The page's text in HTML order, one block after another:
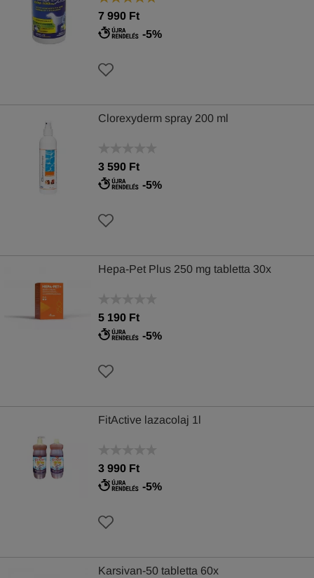
7 990 Ft
-5%
Clorexyderm spray 200 ml
3 590 Ft
-5%
Hepa-Pet Plus 250 mg tabletta 30x
5 190 Ft
-5%
FitActive lazacolaj 1l
3 990 Ft
-5%
Karsivan-50 tabletta 60x